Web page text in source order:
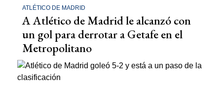
ATLÉTICO DE MADRID
A Atlético de Madrid le alcanzó con
un gol para derrotar a Getafe en el
Metropolitano